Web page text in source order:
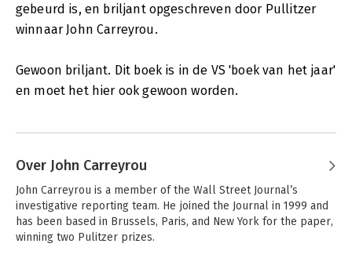
gebeurd is, en briljant opgeschreven door Pullitzer
winnaar John Carreyrou.
Gewoon briljant. Dit boek is in de VS 'boek van het jaar'
en moet het hier ook gewoon worden.
Over John Carreyrou
John Carreyrou is a member of the Wall Street Journal’s
investigative reporting team. He joined the Journal in 1999 and
has been based in Brussels, Paris, and New York for the paper,
winning two Pulitzer prizes.